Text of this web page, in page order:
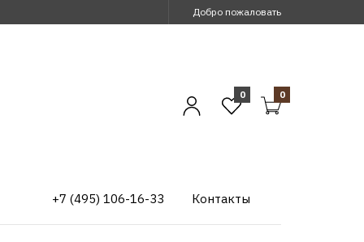
Добро пожаловать
0 0
+7 (495) 106-16-33 Контакты